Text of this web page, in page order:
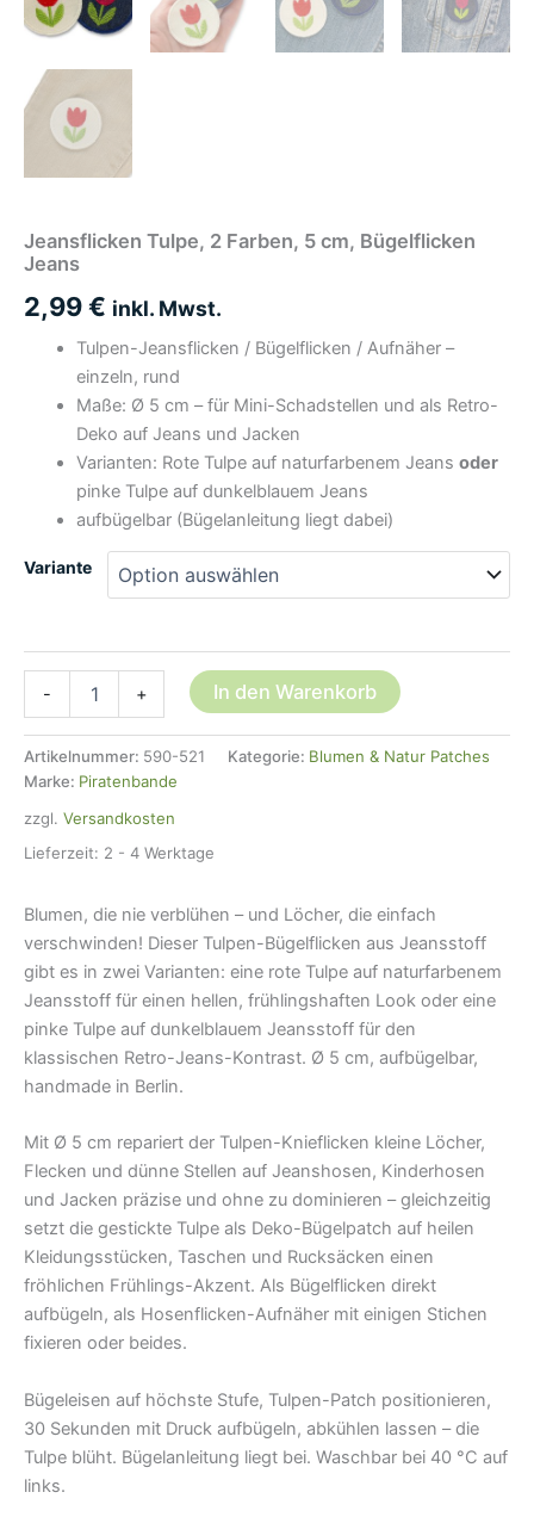
Jeansflicken Tulpe, 2 Farben, 5 cm, Bügelflicken
Jeans
2,99€ inkl. Mwst.
Tulpen-Jeansflicken / Bügelflicken / Aufnäher –
einzeln, rund
Maße: Ø 5 cm – für Mini-Schadstellen und als Retro-
Deko auf Jeans und Jacken
Varianten: Rote Tulpe auf naturfarbenem Jeans oder
pinke Tulpe auf dunkelblauem Jeans
aufbügelbar (Bügelanleitung liegt dabei)
Variante
-
Farben,
5
Bügelflicken
Jeans
+ In den Warenkorb
Artikelnummer: 590-521 Kategorie: Blumen & Natur Patches
Marke: Piratenbande
zzgl. Versandkosten
Lieferzeit: 2 - 4 Werktage
Blumen, die nie verblühen – und Löcher, die einfach
verschwinden! Dieser Tulpen-Bügelflicken aus Jeansstoff
gibt es in zwei Varianten: eine rote Tulpe auf naturfarbenem
Jeansstoff für einen hellen, frühlingshaften Look oder eine
pinke Tulpe auf dunkelblauem Jeansstoff für den
klassischen Retro-Jeans-Kontrast. Ø 5 cm, aufbügelbar,
handmade in Berlin.
Mit Ø 5 cm repariert der Tulpen-Knieflicken kleine Löcher,
Flecken und dünne Stellen auf Jeanshosen, Kinderhosen
und Jacken präzise und ohne zu dominieren – gleichzeitig
setzt die gestickte Tulpe als Deko-Bügelpatch auf heilen
Kleidungsstücken, Taschen und Rucksäcken einen
fröhlichen Frühlings-Akzent. Als Bügelflicken direkt
aufbügeln, als Hosenflicken-Aufnäher mit einigen Stichen
fixieren oder beides.
Bügeleisen auf höchste Stufe, Tulpen-Patch positionieren,
30 Sekunden mit Druck aufbügeln, abkühlen lassen – die
Tulpe blüht. Bügelanleitung liegt bei. Waschbar bei 40 °C auf
links.